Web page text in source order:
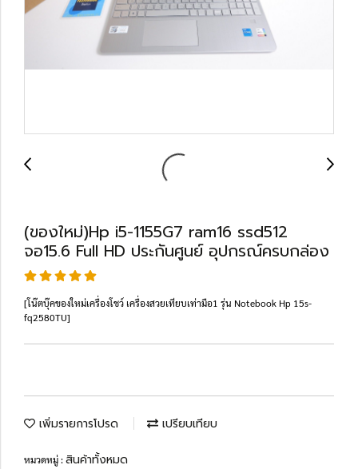
(ของใหม่)Hp i5-1155G7 ram16 ssd512
จอ15.6 Full HD ประกันศูนย์ อุปกรณ์ครบกล่อง
[โน๊ตบุ๊คของใหม่เครื่องโชว์ เครื่องสวยเทียบเท่ามือ1 รุ่น Notebook Hp 15s-
fq2580TU]
เพิ่มรายการโปรด เปรียบเทียบ
หมวดหมู่ :สินค้าทั้งหมด